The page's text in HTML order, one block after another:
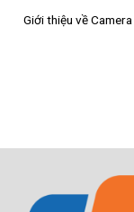
Giới thiệu về